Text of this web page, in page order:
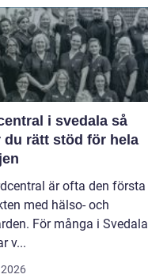
i svedala så
du rätt stöd för hela
är ofta den första
med hälso- och
För många i Svedala
v...